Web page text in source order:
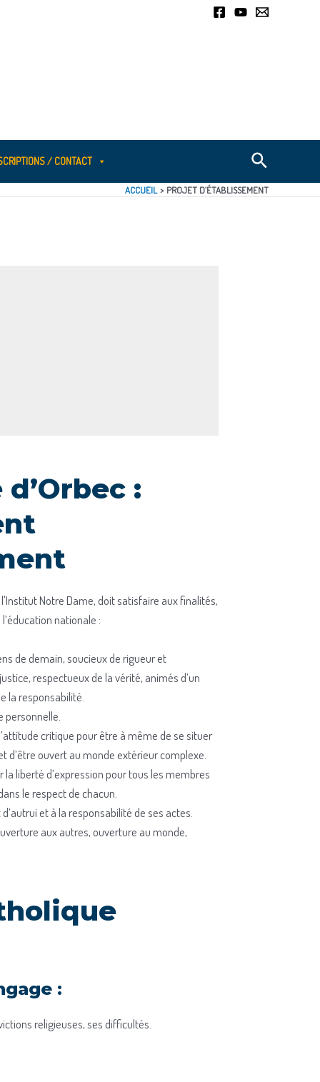
/ CONTACT
ACCUEIL PROJET D’ÉTABLISSEMENT
:
Notre Dame, doit satisfaire aux finalités,
nationale :
de demain, soucieux de rigueur et
respectueux de la vérité, animés d’un
la responsabilité.
personnelle.
critique pour être à même de se situer
d’être ouvert au monde extérieur complexe.
liberté d’expression pour tous les membres
le respect de chacun.
et à la responsabilité de ses actes.
aux autres, ouverture au monde,
:
religieuses, ses difficultés.